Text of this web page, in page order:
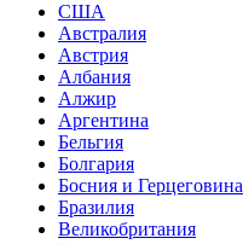
США
Австралия
Австрия
Албания
Алжир
Аргентина
Бельгия
Болгария
Босния и Герцеговина
Бразилия
Великобритания